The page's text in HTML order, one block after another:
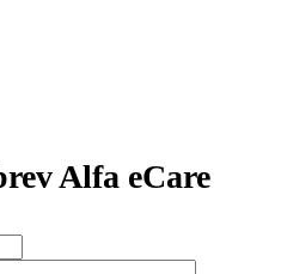
Alfa eCare